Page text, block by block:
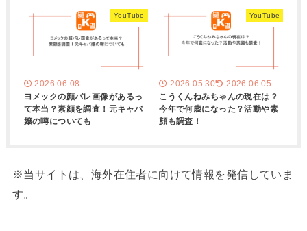
YouTube
2026.06.08
ヨメックの顔バレ画像があるっ
て本当？素顔を調査！元キャバ
嬢の噂についても
YouTube
2026.05.30 2026.06.05
こうくんねみちゃんの現在は？
今年で何歳になった？活動や素
顔も調査！
※当サイトは、海外在住者に向けて情報を発信していま
す。